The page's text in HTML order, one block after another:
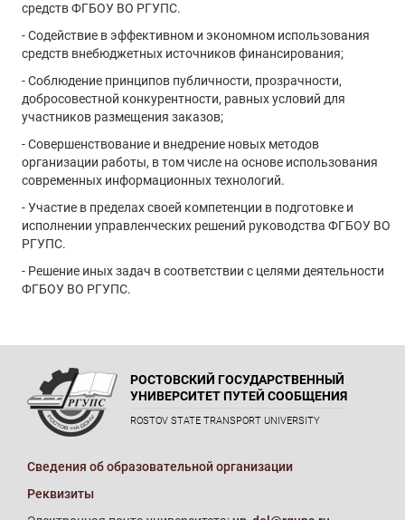
средств ФГБОУ ВО РГУПС.
- Содействие в эффективном и экономном использования
средств внебюджетных источников финансирования;
- Соблюдение принципов публичности, прозрачности,
добросовестной конкурентности, равных условий для
участников размещения заказов;
- Совершенствование и внедрение новых методов
организации работы, в том числе на основе использования
современных информационных технологий.
- Участие в пределах своей компетенции в подготовке и
исполнении управленческих решений руководства ФГБОУ ВО
РГУПС.
- Решение иных задач в соответствии с целями деятельности
ФГБОУ ВО РГУПС.
РОСТОВСКИЙ ГОСУДАРСТВЕННЫЙ
УНИВЕРСИТЕТ ПУТЕЙ СООБЩЕНИЯ
ROSTOV STATE TRANSPORT UNIVERSITY
Сведения об образовательной организации
Реквизиты